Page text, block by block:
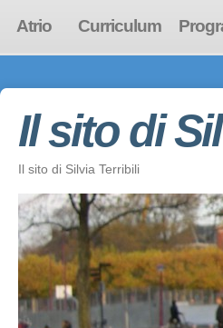
Atrio Curriculum
Il sito di
Il sito di Silvia Terribili